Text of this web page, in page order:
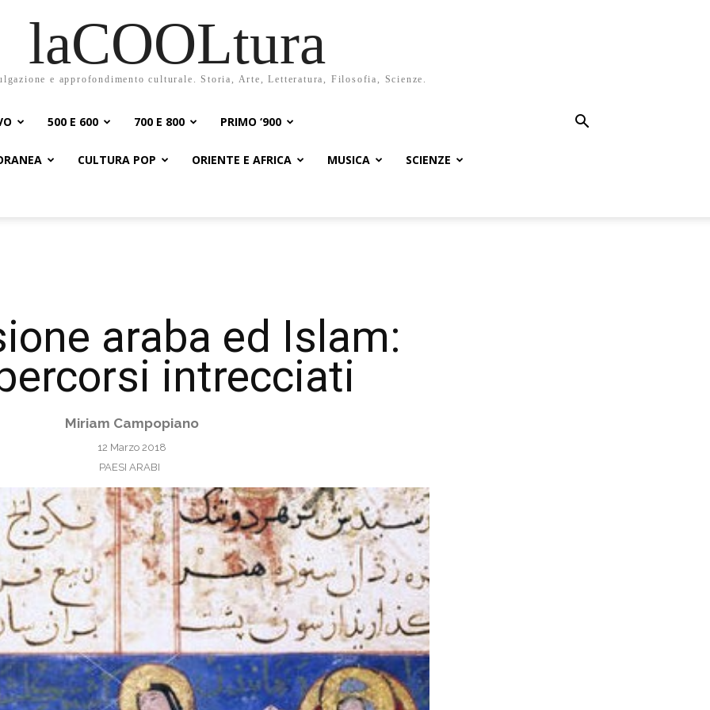
laCOOLtura
e approfondimento culturale. Storia, Arte, Letteratura, Filosofia, Scienze.
500 E 600 700 E 800 PRIMO ‘900
CULTURA POP ORIENTE E AFRICA MUSICA SCIENZE
araba ed Islam:
intrecciati
Miriam Campopiano
12 Marzo 2018
PAESI ARABI